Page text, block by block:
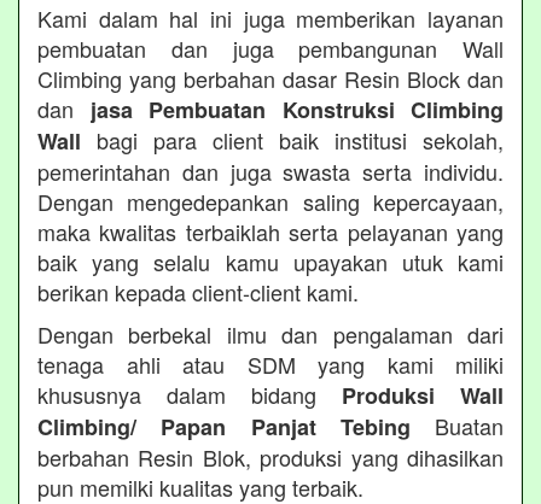
Kami dalam hal ini juga memberikan layanan
pembuatan dan juga pembangunan Wall
Climbing yang berbahan dasar Resin Block dan
dan jasa Pembuatan Konstruksi Climbing
Wall bagi para client baik institusi sekolah,
pemerintahan dan juga swasta serta individu.
Dengan mengedepankan saling kepercayaan,
maka kwalitas terbaiklah serta pelayanan yang
baik yang selalu kamu upayakan utuk kami
berikan kepada client-client kami.
Dengan berbekal ilmu dan pengalaman dari
tenaga ahli atau SDM yang kami miliki
khususnya dalam bidang Produksi Wall
Climbing/ Papan Panjat Tebing Buatan
berbahan Resin Blok, produksi yang dihasilkan
pun memilki kualitas yang terbaik.